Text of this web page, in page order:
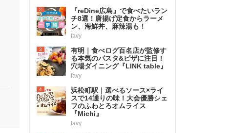
2
『reDine広島』で食べたいラン
チ8選！唐揚げ定食からラーメ
ン、海鮮丼、麻辣湯も！
favy
3
有明｜食べログ百名店が監修す
る本気のパスタ&ピザに注目！
穴場ダイニング『LINK table』
favy
4
浜松町駅｜選べるソース×ライ
スで14通りの味！大会優勝シェ
フのふわとろオムライス
『Michi』
favy